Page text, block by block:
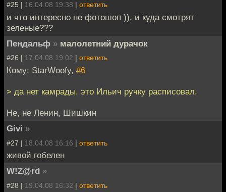
#25 | 16.04.08 19:38 | ответить
и что интересно не фотошоп )), и куда смотрят
зеленые???
Пендальф » малолетний дурачок
#26 | 17.04.08 19:02 | ответить
Кому: StarWoofy, #6
> да нет камрады. это Ильич ручку расписовал.
Не, не Ленин, Шишкин
Givi »
#27 | 18.04.08 16:16 | ответить
живой гобелен
W!Z@rd »
#28 | 19.04.08 16:32 | ответить